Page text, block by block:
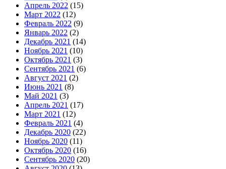
Апрель 2022 (15)
Март 2022 (12)
Февраль 2022 (9)
Январь 2022 (2)
Декабрь 2021 (14)
Ноябрь 2021 (10)
Октябрь 2021 (3)
Сентябрь 2021 (6)
Август 2021 (2)
Июнь 2021 (8)
Май 2021 (3)
Апрель 2021 (17)
Март 2021 (12)
Февраль 2021 (4)
Декабрь 2020 (22)
Ноябрь 2020 (11)
Октябрь 2020 (16)
Сентябрь 2020 (20)